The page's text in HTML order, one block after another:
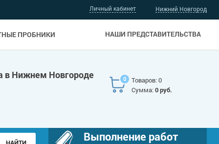
Личный кабинет
НАШИ ПРЕДСТАВИТЕЛЬСТВА
ПРОБНИКИ
Нижний Новгород
в Нижнем Новгороде 0
Товаров: 0
Сумма:0 руб.
Выполнение работ